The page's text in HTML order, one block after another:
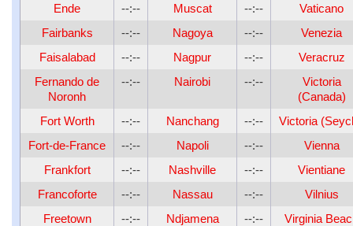
Ende
--:-- Muscat --:--
Vaticano
Fairbanks
--:-- Nagoya --:--
Venezia
Faisalabad
--:-- Nagpur --:--
Veracruz
Fernando de
Noronh
--:-- Nairobi --:--
Victoria
(Canada)
Fort Worth
--:-- Nanchang --:--
Victoria
Fort-de-France
--:-- Napoli --:--
Vienna
Frankfort
--:-- Nashville --:--
Vientiane
Francoforte
--:-- Nassau --:--
Vilnius
Freetown
--:-- Ndjamena --:--
Virginia